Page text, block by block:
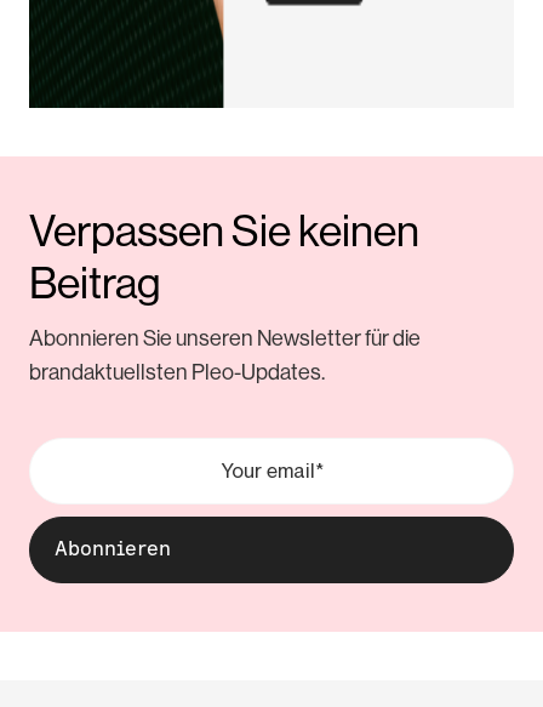
Verpassen Sie keinen
Beitrag
Abonnieren Sie unseren Newsletter für die
brandaktuellsten Pleo-Updates.